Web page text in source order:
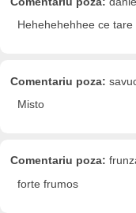
Hehehehehhee ce tare
Comentariu poza:
Misto
Comentariu poza:
forte frumos